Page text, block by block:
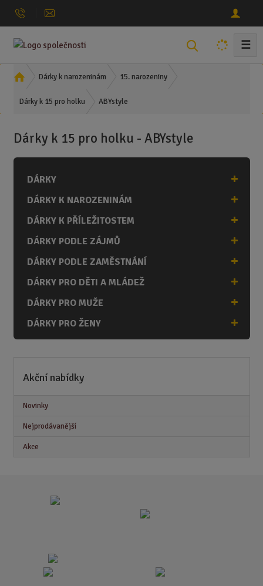
☰
Ú
o
í
n
a
Dárky k narozeninám 15. narozeniny
Dárky k 15 pro holku ABYstyle
Dárky k 15 pro holku - ABYstyle
DÁRKY
DÁRKY K NAROZENINÁM
DÁRKY K PŘÍLEŽITOSTEM
DÁRKY PODLE ZÁJMŮ
DÁRKY PODLE ZAMĚSTNÁNÍ
DÁRKY PRO DĚTI A MLÁDEŽ
DÁRKY PRO MUŽE
DÁRKY PRO ŽENY
Akční nabídky
Novinky
Nejprodávanější
Akce